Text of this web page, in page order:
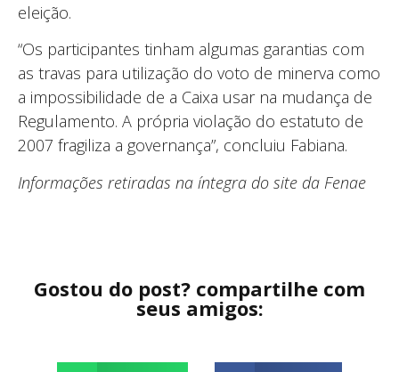
eleição.
“Os participantes tinham algumas garantias com
as travas para utilização do voto de minerva como
a impossibilidade de a Caixa usar na mudança de
Regulamento. A própria violação do estatuto de
2007 fragiliza a governança”, concluiu Fabiana.
Informações retiradas na íntegra do site da Fenae
Gostou do post? compartilhe com
seus amigos: